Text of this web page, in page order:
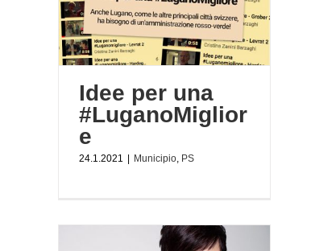
Idee per una
#LuganoMiglior
e
24.1.2021 | Municipio PS